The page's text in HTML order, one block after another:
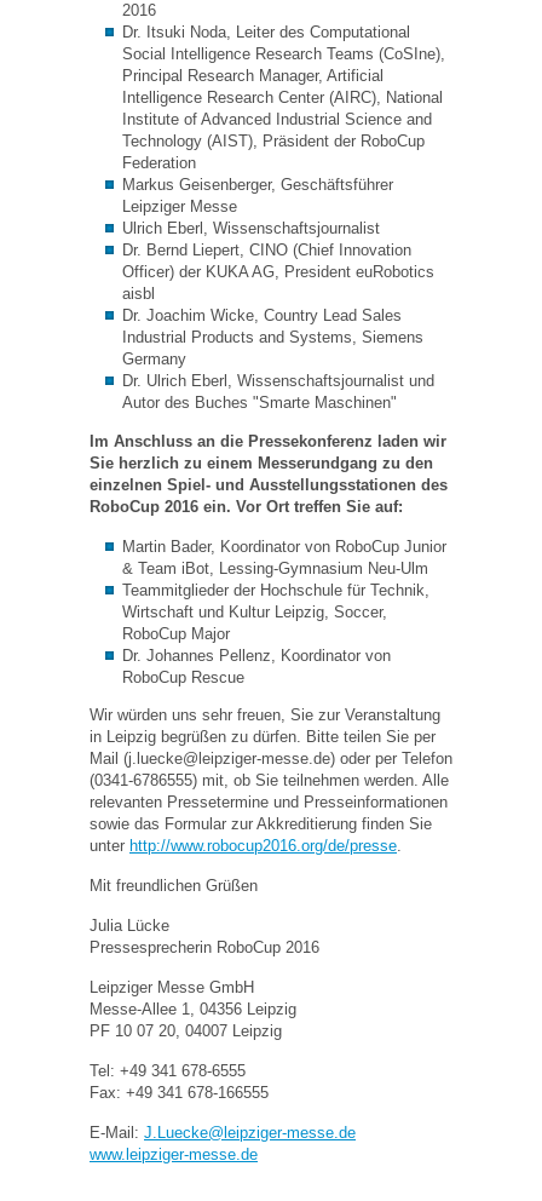
2016
Dr. Itsuki Noda, Leiter des Computational
Social Intelligence Research Teams (CoSIne),
Principal Research Manager, Artificial
Intelligence Research Center (AIRC), National
Institute of Advanced Industrial Science and
Technology (AIST), Präsident der RoboCup
Federation
Markus Geisenberger, Geschäftsführer
Leipziger Messe
Ulrich Eberl, Wissenschaftsjournalist
Dr. Bernd Liepert, CINO (Chief Innovation
Officer) der KUKA AG, President euRobotics
aisbl
Dr. Joachim Wicke, Country Lead Sales
Industrial Products and Systems, Siemens
Germany
Dr. Ulrich Eberl, Wissenschaftsjournalist und
Autor des Buches "Smarte Maschinen"
Im Anschluss an die Pressekonferenz laden wir
Sie herzlich zu einem Messerundgang zu den
einzelnen Spiel- und Ausstellungsstationen des
RoboCup 2016 ein. Vor Ort treffen Sie auf:
Martin Bader, Koordinator von RoboCup Junior
& Team iBot, Lessing-Gymnasium Neu-Ulm
Teammitglieder der Hochschule für Technik,
Wirtschaft und Kultur Leipzig, Soccer,
RoboCup Major
Dr. Johannes Pellenz, Koordinator von
RoboCup Rescue
Wir würden uns sehr freuen, Sie zur Veranstaltung
in Leipzig begrüßen zu dürfen. Bitte teilen Sie per
Mail (j.luecke@leipziger-messe.de) oder per Telefon
(0341-6786555) mit, ob Sie teilnehmen werden. Alle
relevanten Pressetermine und Presseinformationen
sowie das Formular zur Akkreditierung finden Sie
unter http://www.robocup2016.org/de/presse.
Mit freundlichen Grüßen
Julia Lücke
Pressesprecherin RoboCup 2016
Leipziger Messe GmbH
Messe-Allee 1, 04356 Leipzig
PF 10 07 20, 04007 Leipzig
Tel: +49 341 678-6555
Fax: +49 341 678-166555
E-Mail: J.Luecke@leipziger-messe.de
www.leipziger-messe.de